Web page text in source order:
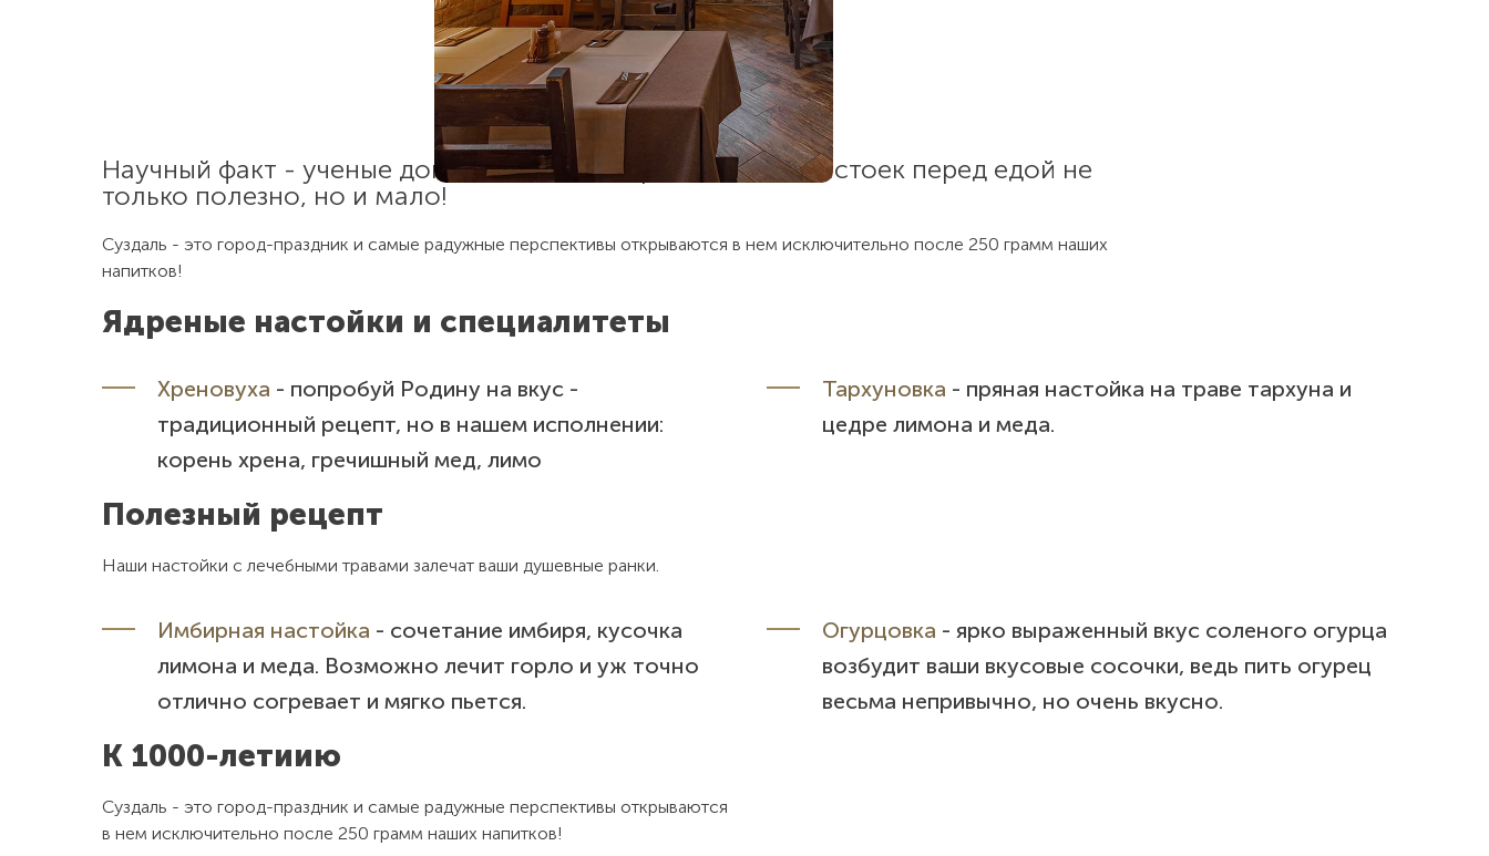
Научный факт - ученые доказали, что 100 грамм наших настоек перед едой не
только полезно, но и мало!
Суздаль - это город-праздник и самые радужные перспективы открываются в нем исключительно после 250 грамм наших
напитков!
Ядреные настойки и специалитеты
Хреновуха - попробуй Родину на вкус -
традиционный рецепт, но в нашем исполнении:
корень хрена, гречишный мед, лимо
Тархуновка - пряная настойка на траве тархуна и
цедре лимона и меда.
Полезный рецепт
Наши настойки с лечебными травами залечат ваши душевные ранки.
Имбирная настойка - сочетание имбиря, кусочка
лимона и меда. Возможно лечит горло и уж точно
отлично согревает и мягко пьется.
Огурцовка - ярко выраженный вкус соленого огурца
возбудит ваши вкусовые сосочки, ведь пить огурец
весьма непривычно, но очень вкусно.
К 1000-летиию
Суздаль - это город-праздник и самые радужные перспективы открываются
в нем исключительно после 250 грамм наших напитков!